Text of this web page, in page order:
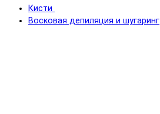
Кисти
Восковая депиляция и шугаринг